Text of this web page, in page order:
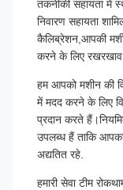
तकनीकी सहायता में
निवारण सहायता
कैलिब्रेशन,आपकी
करने के लिए रखरखाव
हम आपको मशीन की
में मदद करने के लिए
प्रदान करते
उपलब्ध हैं ताकि
अद्यतित रहे.
हमारी सेवा टीम